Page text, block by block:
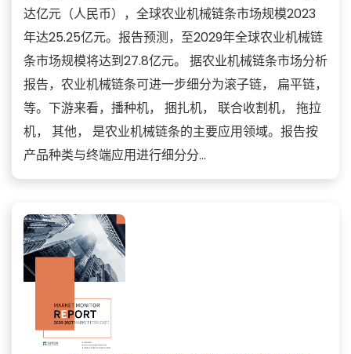
达亿元（人民币），全球农业机械链条市场规模2023
年达25.25亿元。报告预测，至2029年全球农业机械链
条市场规模将达到27.8亿元。 据农业机械链条市场分析
报告，农业机械链条可进一步细分为滚子链， 扁平链，
等。下游来看，播种机， 捆扎机， 联合收割机， 拖拉
机， 其他， 是农业机械链条的主要应用领域。报告按
产品种类与终端应用进行细分分...